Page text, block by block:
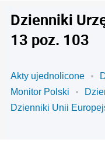
Dzienniki
13 poz. 103
Akty ujednolicone
Monitor Polski
Dzienniki Unii